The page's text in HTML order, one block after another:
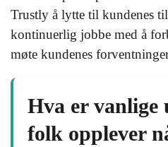
Trustly å lytte til kundenes
kontinuerlig jobbe med å
møte kundenes
Hva er
folk opplever